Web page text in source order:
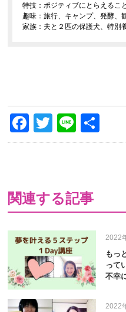
特技：ポジティブにとらえるこ
趣味：旅行、キャンプ、発酵、
家族：夫と２匹の保護犬、特別
Facebook
Twitter
Line
有
関連する記事
2022
もっ
って
不幸
2022